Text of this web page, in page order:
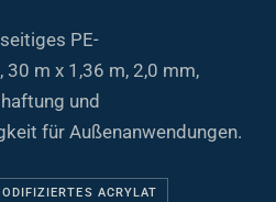
PE-
m x 1,36 m, 2,0 mm,
und
für Außenanwendungen.
ACRYLAT